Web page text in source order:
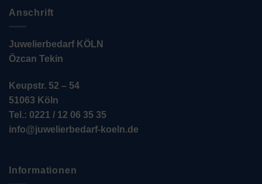
Anschrift
Juwelierbedarf KÖLN
Özcan Tekin
Keupstr. 52 – 54
51063 Köln
Tel.: 0221 / 12 06 35 35
info@juwelierbedarf-koeln.de
Informationen